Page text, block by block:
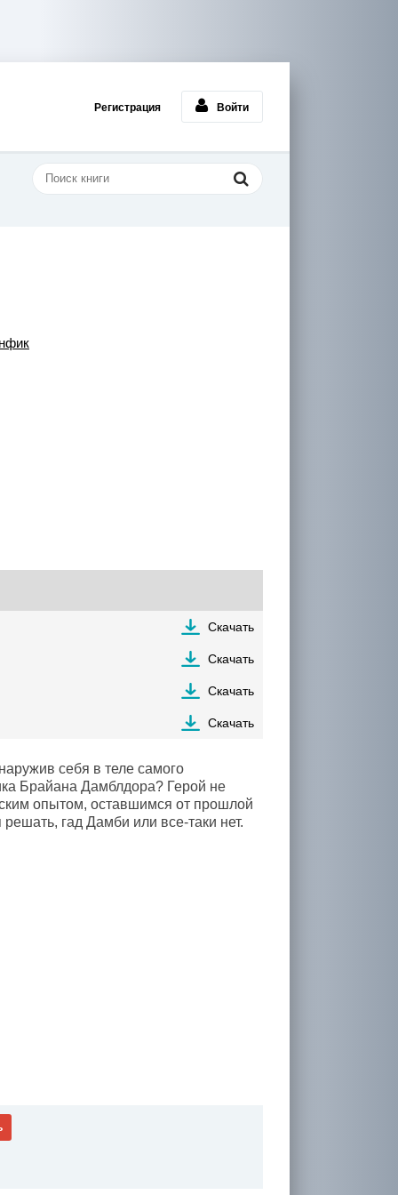
Регистрация Войти
Скачать
Скачать
Скачать
Скачать
себя в теле самого
Брайана Дамблдора? Герой не
опытом, оставшимся от прошлой
гад Дамби или все-таки нет.